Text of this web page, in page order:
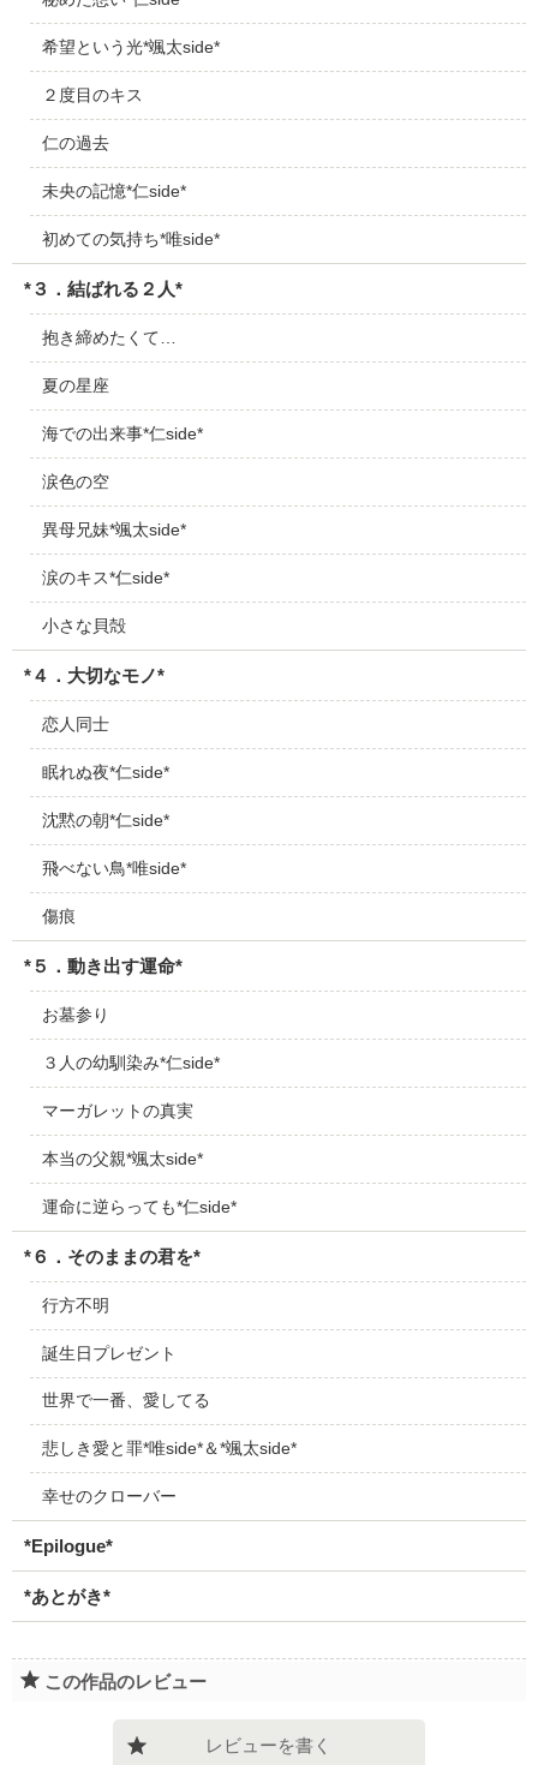
希望という光*颯太side*
２度目のキス
仁の過去
未央の記憶*仁side*
初めての気持ち*唯side*
*３．結ばれる２人*
抱き締めたくて…
夏の星座
海での出来事*仁side*
涙色の空
異母兄妹*颯太side*
涙のキス*仁side*
小さな貝殻
*４．大切なモノ*
恋人同士
眠れぬ夜*仁side*
沈黙の朝*仁side*
飛べない鳥*唯side*
傷痕
*５．動き出す運命*
お墓参り
３人の幼馴染み*仁side*
マーガレットの真実
本当の父親*颯太side*
運命に逆らっても*仁side*
*６．そのままの君を*
行方不明
誕生日プレゼント
世界で一番、愛してる
悲しき愛と罪*唯side*＆*颯太side*
幸せのクローバー
*Epilogue*
*あとがき*
この作品のレビュー
レビューを書く